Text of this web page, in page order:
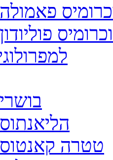
פאמולה
פוליודון
בושרי
הליאנתוס
טטרה קאנטוס